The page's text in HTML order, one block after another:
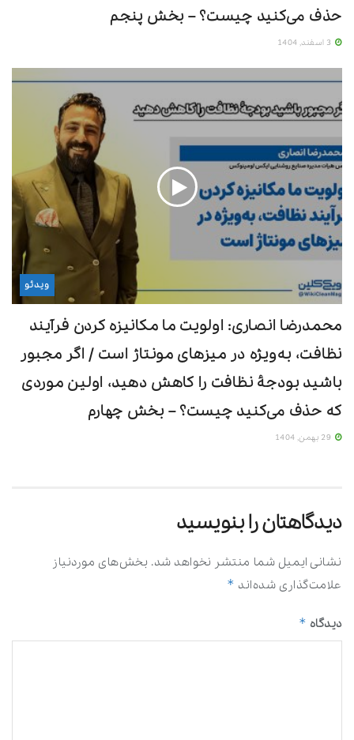
دسته بندی: ویدئو مجله «ویکی کلین»
برچسب ها: احمد شاهوند
حذف می‌کنید چیست؟ – بخش پنجم
ویدئو
محمدرضا انصاری: اولویت ما مکانیزه ‌کردن فرآیند
نظافت، به‌ویژه در میزهای مونتاژ است / اگر مجبور
باشید بودجۀ نظافت را کاهش دهید، اولین موردی
که حذف می‌کنید چیست؟ – بخش چهارم
دیدگاهتان را بنویسید
نشانی ایمیل شما منتشر نخواهد شد. بخش‌های موردنیاز
علامت‌گذاری شده‌اند *
دیدگاه *